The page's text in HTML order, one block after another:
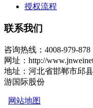
授权流程
联系我们
咨询热线：4008-979-878
网址：http://
地址：河北省邯郸市邱
游国际股份
网站地图